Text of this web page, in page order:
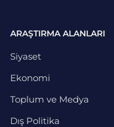
ARAŞTIRMA ALANLARI
Siyaset
Ekonomi
Toplum ve Medya
Dış Politika